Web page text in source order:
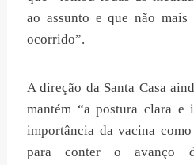
ao assunto e que não mais
ocorrido”.
A direção da Santa Casa
mantém “a postura clara e
importância da vacina
para conter o avanço